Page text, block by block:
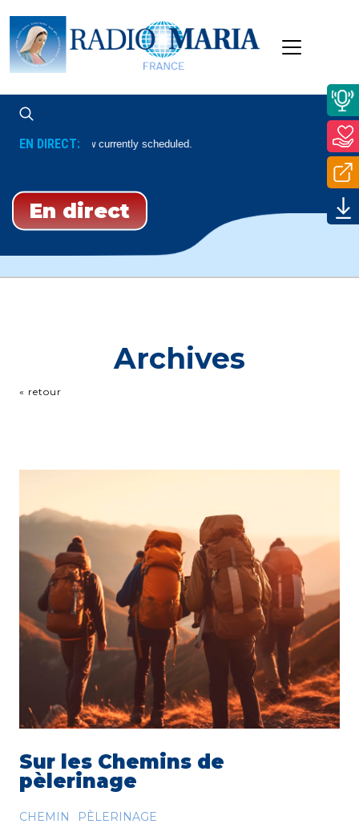
EN DIRECT:No Show currently scheduled.
En direct
Archives
« retour
Sur les Chemins de
pèlerinage
CHEMIN PÈLERINAGE